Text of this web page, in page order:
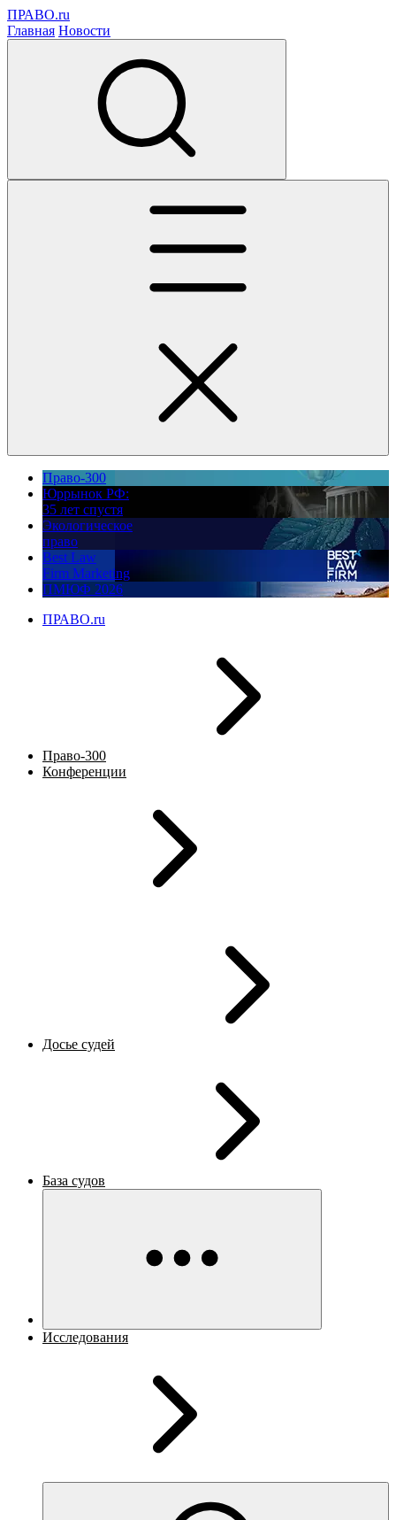
ПРАВО.ru
Главная Новости
Право-300
Юррынок РФ:
35 лет спустя
Экологическое
право
Best Law
Firm Marketing
ПМЮФ 2026
ПРАВО.ru
Право-300
Конференции
Досье судей
База судов
Исследования